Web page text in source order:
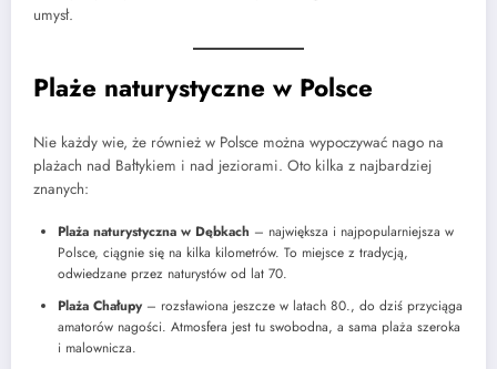
umysł.
Plaże naturystyczne w Polsce
Nie każdy wie, że również w Polsce można wypoczywać nago na
plażach nad Bałtykiem i nad jeziorami. Oto kilka z najbardziej
znanych:
Plaża naturystyczna w Dębkach – największa i najpopularniejsza w
Polsce, ciągnie się na kilka kilometrów. To miejsce z tradycją,
odwiedzane przez naturystów od lat 70.
Plaża Chałupy– rozsławiona jeszcze w latach 80., do dziś przyciąga
amatorów nagości. Atmosfera jest tu swobodna, a sama plaża szeroka
i malownicza.